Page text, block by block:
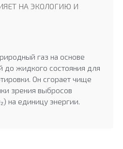
НА ЭКОЛОГИЮ И
газ на основе
до жидкого состояния для
Он сгорает чище
зрения выбросов
на единицу энергии.